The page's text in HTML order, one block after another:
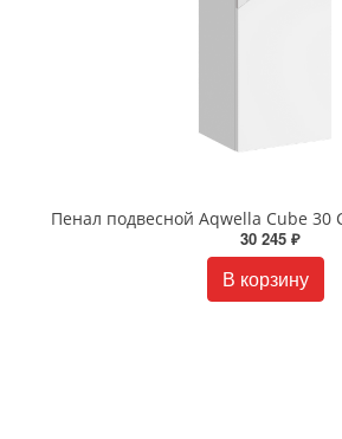
Пенал подвесной Aqwella Cube 30
30 245 ₽
В корзину